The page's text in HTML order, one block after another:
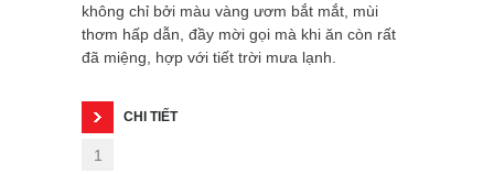
không chỉ bởi màu vàng ươm bắt mắt, mùi
thơm hấp dẫn, đầy mời gọi mà khi ăn còn rất
đã miệng, hợp với tiết trời mưa lạnh.
CHI TIẾT
1